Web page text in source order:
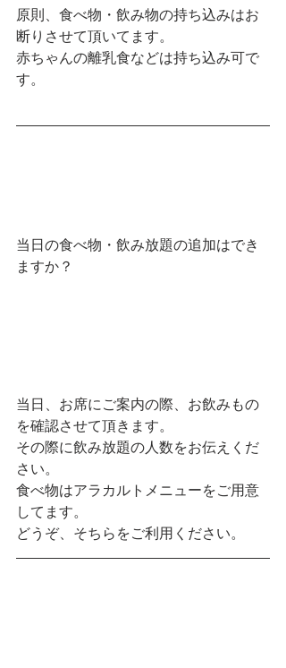
原則、食べ物・飲み物の持ち込みはお
断りさせて頂いてます。
赤ちゃんの離乳食などは持ち込み可で
す。
当日の食べ物・飲み放題の追加はでき
ますか？
当日、お席にご案内の際、お飲みもの
を確認させて頂きます。
その際に飲み放題の人数をお伝えくだ
さい。
食べ物はアラカルトメニューをご用意
してます。
どうぞ、そちらをご利用ください。